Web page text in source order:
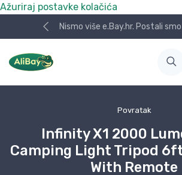
Ažuriraj postavke kolačića
Nismo više e.Bay.hr. Postali
Povratak
Infinity X1 2000
Camping Light Tripod
With Remote